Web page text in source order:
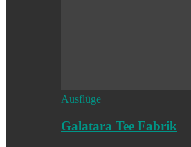
Ausflüge
Galatara Tee Fabrik